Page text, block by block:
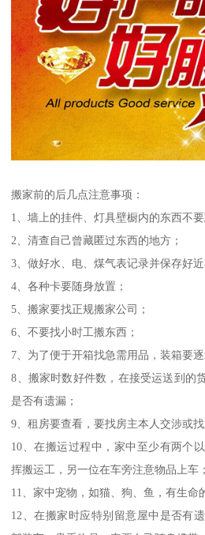
搬家前的后几点注意事项：
1、墙上的挂件、灯具壁橱内的东西不要
2、清查自己曾藏匿过东西的地方；
3、做好水、电、煤气表记录并保存好近
4、各种卡要随身放置；
5、搬家要找正规搬家公司；
6、不要找小时工搬东西；
7、为了便于开箱找急需用品，装箱要逐
8、搬家时数好件数，在接受运送到的
是否有遗漏；
9、租房要查看，要找房主本人交涉或
10、在搬运过程中，家中至少有两个
挥搬运工，另一位在车旁注意物品上车；
11、家中宠物，如猫、狗、鱼，有生命
12、在搬家时应特别留意屋中是否有